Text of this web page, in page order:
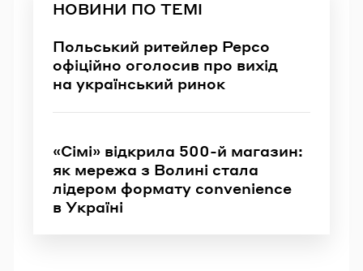
НОВИНИ ПО ТЕМІ
Польський ритейлер Pepco
офіційно оголосив про вихід
на український ринок
«Сімі» відкрила 500-й магазин:
як мережа з Волині стала
лідером формату convenience
в Україні